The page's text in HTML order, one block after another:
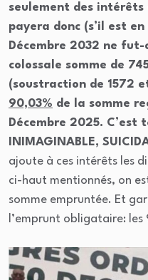
seulement des
payera donc (s’il est
Décembre 2032 ne
colossale somme de
(soustraction de 1572
90,03% de la somme
Décembre 2025. C’est
INIMAGINABLE,
ajoute à ces intérêts les
ci-haut mentionnés, on
somme empruntée. Et
l’emprunt obligataire: